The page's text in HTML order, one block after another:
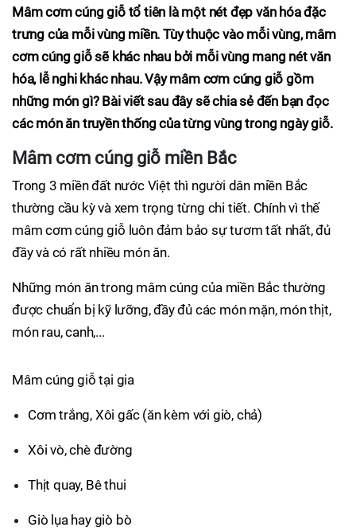
Mâm cơm cúng giỗ tổ tiên là một nét đẹp văn hóa đặc
trưng của mỗi vùng miền. Tùy thuộc vào mỗi vùng, mâm
cơm cúng giỗ sẽ khác nhau bởi mỗi vùng mang nét văn
hóa, lễ nghi khác nhau. Vậy mâm cơm cúng giỗ gồm
những món gì? Bài viết sau đây sẽ chia sẻ đến bạn đọc
các món ăn truyền thống của từng vùng trong ngày giỗ.
Mâm cơm cúng giỗ miền Bắc
Trong 3 miền đất nước Việt thì người dân miền Bắc
thường cầu kỳ và xem trọng từng chi tiết. Chính vì thế
mâm cơm cúng giỗ luôn đảm bảo sự tươm tất nhất, đủ
đầy và có rất nhiều món ăn.
Những món ăn trong mâm cúng của miền Bắc thường
được chuẩn bị kỹ lưỡng, đầy đủ các món mặn, món thịt,
món rau, canh,...
Mâm cúng giỗ tại gia
Cơm trắng, Xôi gấc (ăn kèm với giò, chả)
Xôi vò, chè đường
Thịt quay, Bê thui
Giò lụa hay giò bò